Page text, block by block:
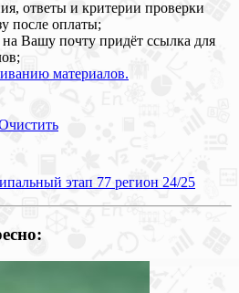
ответы и критерии проверки
после оплаты;
Вашу почту придёт ссылка для
материалов.
этап 77 регион 24/25